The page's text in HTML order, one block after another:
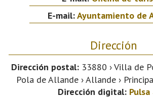
E-mail:Ayuntamiento de
Dirección
Dirección postal: 33880 › Villa de
Pola de Allande › Allande ›
Dirección digital: